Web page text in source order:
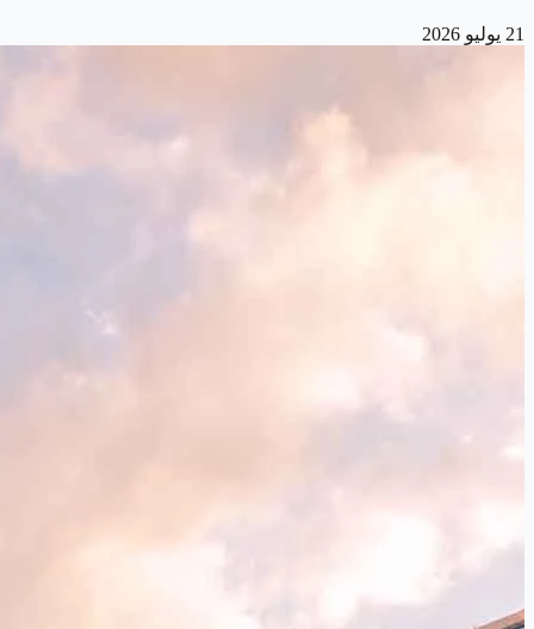
21 يوليو 2026